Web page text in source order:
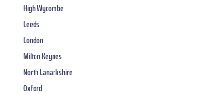
High Wycombe
Leeds
London
Milton Keynes
North Lanarkshire
Oxford